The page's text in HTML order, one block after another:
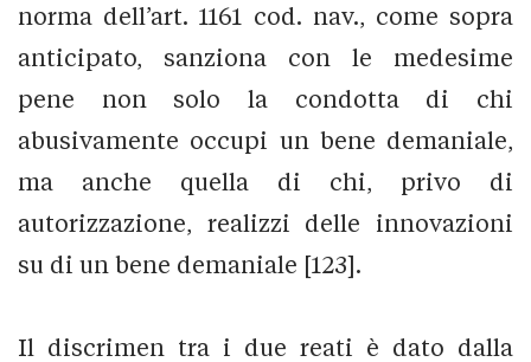
norma dell’art. 1161 cod. nav., come sopra
anticipato, sanziona con le medesime
pene non solo la condotta di chi
abusivamente occupi un bene demaniale,
ma anche quella di chi, privo di
autorizzazione, realizzi delle innovazioni
su di un bene demaniale [123].
Il discrimen tra i due reati è dato dalla